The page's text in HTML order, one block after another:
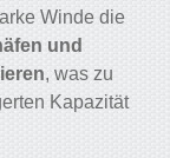
Winde die
und
, was zu
Kapazität